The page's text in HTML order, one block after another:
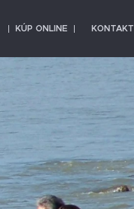
KÚP ONLINE KONTAKT